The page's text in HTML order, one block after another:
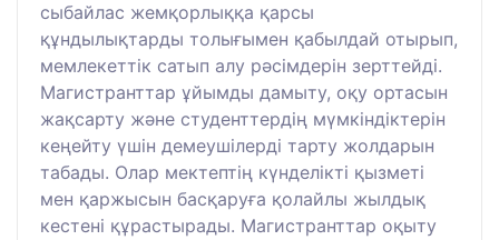
сыбайлас жемқорлыққа қарсы
құндылықтарды толығымен қабылдай отырып,
мемлекеттік сатып алу рәсімдерін зерттейді.
Магистранттар ұйымды дамыту, оқу ортасын
жақсарту және студенттердің мүмкіндіктерін
кеңейту үшін демеушілерді тарту жолдарын
табады. Олар мектептің күнделікті қызметі
мен қаржысын басқаруға қолайлы жылдық
кестені құрастырады. Магистранттар оқыту